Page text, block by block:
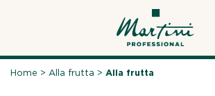
Home >Alla frutta >Alla frutta